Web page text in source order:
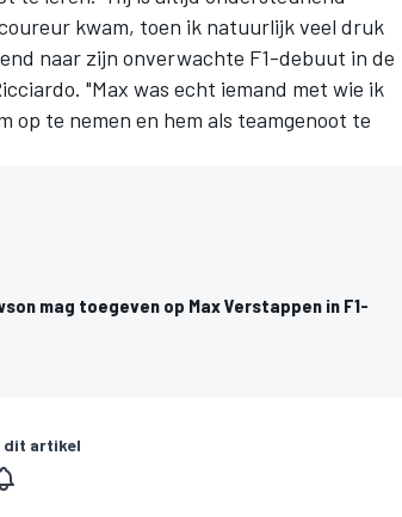
kwam, toen ik natuurlijk veel druk
naar zijn onverwachte F1-debuut in de
. "Max was echt iemand met wie ik
op te nemen en hem als teamgenoot te
mag toegeven op Max Verstappen in F1-
dit artikel